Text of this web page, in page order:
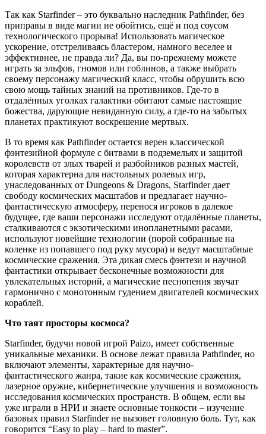
Так как Starfinder – это буквально наследник Pathfinder, без
приправы в виде магии не обойтись, ещё и под соусом
технологического прорыва! Использовать магическое
ускорение, отстреливаясь бластером, намного веселее и
эффективнее, не правда ли? Да, вы по-прежнему можете
играть за эльфов, гномов или гоблинов, а также выбрать
своему персонажу магический класс, чтобы обрушить всю
свою мощь тайных знаний на противников. Где-то в
отдалённых уголках галактики обитают самые настоящие
божества, дарующие невиданную силу, а где-то на забытых
планетах практикуют воскрешение мертвых.
В то время как Pathfinder остается верен классической
фэнтезийной формуле с битвами в подземельях и защитой
королевств от злых тварей и разбойников разных мастей,
которая характерна для настольных ролевых игр,
унаследованных от Dungeons & Dragons, Starfinder дает
свободу космических масштабов и предлагает научно-
фантастическую атмосферу, перенося игроков в далекое
будущее, где ваши персонажи исследуют отдалённые планеты,
сталкиваются с экзотическими инопланетными расами,
используют новейшие технологии (порой собранные на
коленке из попавшего под руку мусора) и ведут масштабные
космические сражения. Эта дикая смесь фэнтези и научной
фантастики открывает бесконечные возможности для
увлекательных историй, а магические песнопения звучат
гармонично с монотонным гудением двигателей космических
кораблей.
Что таят просторы космоса?
Starfinder, будучи новой игрой Paizo, имеет собственные
уникальные механики. В основе лежат правила Pathfinder, но
включают элементы, характерные для научно-
фантастического жанра, такие как космические сражения,
лазерное оружие, кибернетические улучшения и возможность
исследования космических пространств. В общем, если вы
уже играли в НРИ и знаете основные тонкости – изучение
базовых правил Starfinder не вызовет головную боль. Тут, как
говорится “Easy to play – hard to master”.